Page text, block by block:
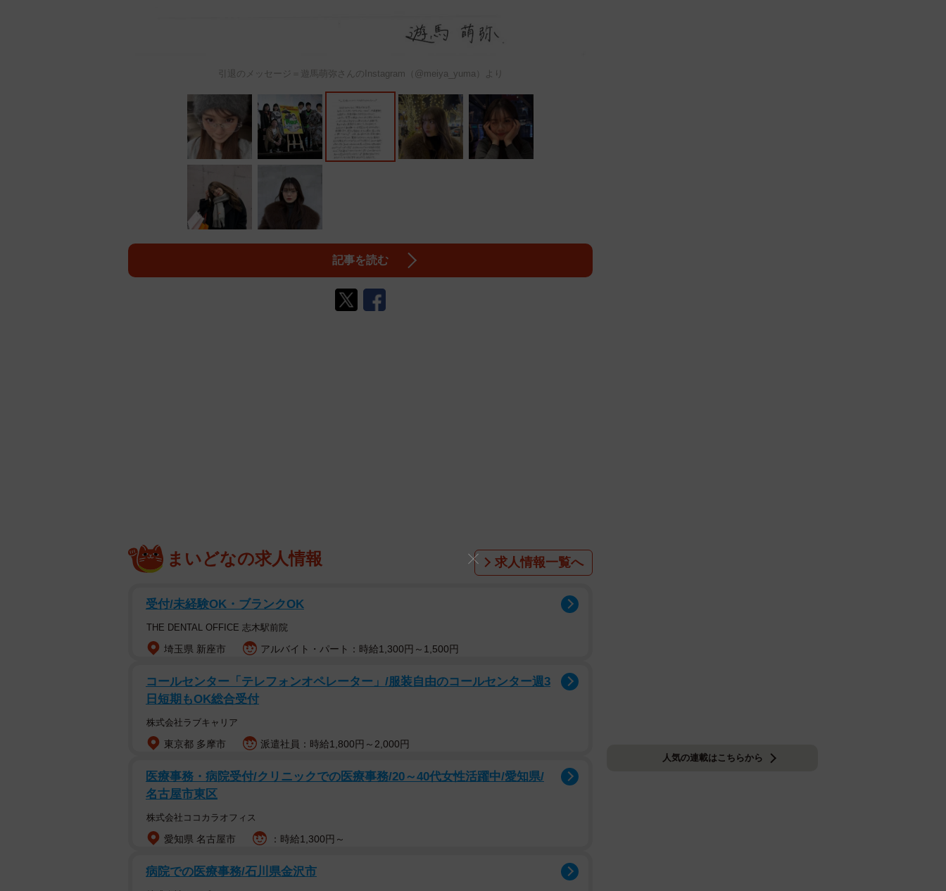
引退のメッセージ＝遊馬萌弥さんのInstagram（@meiya_yuma）より
記事を読む
まいどなの求人情報 求人情報一覧へ
受付/未経験OK・ブランクOK
THE DENTAL OFFICE 志木駅前院
埼玉県 新座市 アルバイト・パート：時給1,300円～1,500円
コールセンター「テレフォンオペレーター」/服装自由のコールセンター週3
日短期もOK総合受付
株式会社ラブキャリア
東京都 多摩市 派遣社員：時給1,800円～2,000円
医療事務・病院受付/クリニックでの医療事務/20～40代女性活躍中/愛知県/
名古屋市東区
株式会社ココカラオフィス
愛知県 名古屋市 ：時給1,300円～
病院での医療事務/石川県金沢市
人気の連載はこちらから